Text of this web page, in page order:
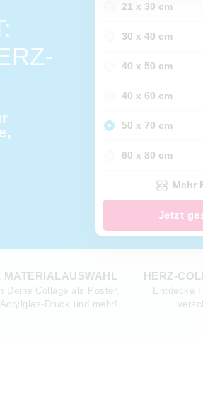
MATERIALAUSWAHL
Deine Collage als Poster,
Druck und mehr!
HERZ-
Entdecke
21 x 30 cm
30 x 40 cm
40 x 50 cm
40 x 60 cm
50 x 70 cm
60 x 80 cm
Mehr
Jetzt